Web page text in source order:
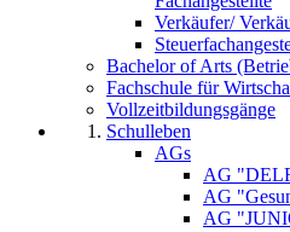
Verkäufer/
Bachelor of Arts
Fachschule für
Vollzeitbildungsgänge
Schulleben
AGs
AG
AG
AG